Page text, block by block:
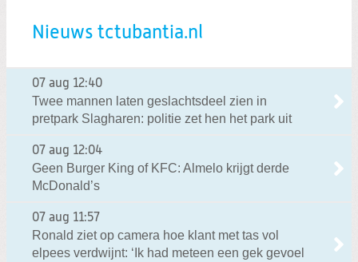
Nieuws tctubantia.nl
07 aug 12:40
Twee mannen laten geslachtsdeel zien in
pretpark Slagharen: politie zet hen het park uit
07 aug 12:04
Geen Burger King of KFC: Almelo krijgt derde
McDonald’s
07 aug 11:57
Ronald ziet op camera hoe klant met tas vol
elpees verdwijnt: ‘Ik had meteen een gek gevoel